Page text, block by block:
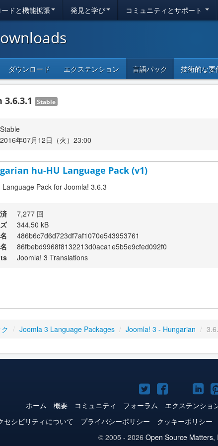
ドと機能拡張 発見と学び コミュニティとサポート
ダウンロード エクステンション 言語パック 技術的な要
Stable
Stable
2016年07月12日（火）23:00
hu-HU Language Pack (v1)
Pack for Joomla! 3.6.3
7,277 回
344.50 kB
486b6c7d6d723df7af1070e543953761
86fbebd9968f8132213d0aca1e5b5e9cfed092f0
Joomla! 3 Translations
/ Joomla 3 Language Packages / Joomla! 3 - Hungarian /
Joomla!
Twitter
Joomla!
Facebook
Joomla!
ホーム 概要 コミュニティ フォーラム エクステンショ
セシビリティについて
プライバシーポリシー クッキーポリシー
© 2005 - 2026 Open Source Matters,